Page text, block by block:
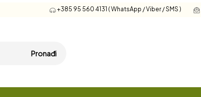
+385 95 560 4131 ( WhatsApp / Viber / SMS )
Pronađi